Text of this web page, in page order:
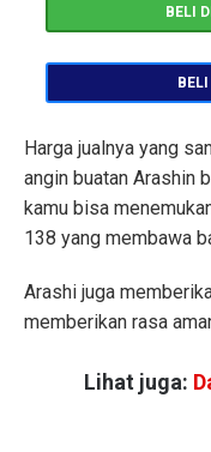
BELI
Harga jualnya yang
angin buatan Arashin
kamu bisa
138 yang membawa
Arashi juga
memberikan rasa
Lihat juga: